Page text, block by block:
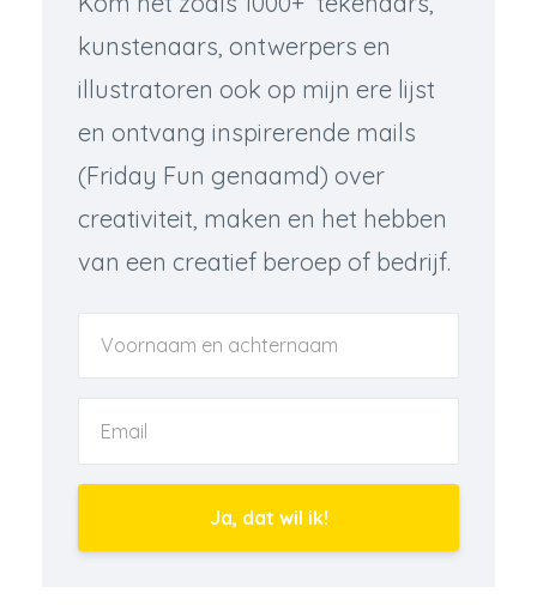
kunstenaars, ontwerpers en
illustratoren ook op mijn ere lijst
en ontvang inspirerende mails
(Friday Fun genaamd) over
creativiteit, maken en het hebben
van een creatief beroep of bedrijf.
Ja, dat wil ik!